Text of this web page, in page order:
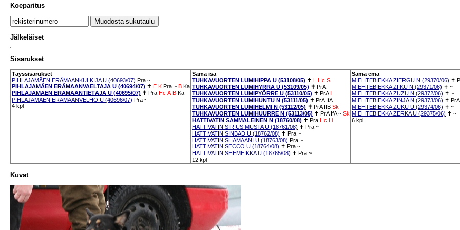
Koeparitus
Jälkeläiset
Sisarukset
Täyssisarukset
PIHLAJAMÄEN ERÄMAANKULKIJA U (40693/07) Pra ~
PIHLAJAMÄEN ERÄMAANVAELTAJA U (40694/07) ✝ E K Pra ~ B Ka
PIHLAJAMÄEN ERÄMAANTIETÄJÄ U (40695/07) ✝ Pra Hc Ä B Ka
PIHLAJAMÄEN ERÄMAANVELHO U (40696/07) Pra ~
4 kpl
Sama isä
TUHKAVUORTEN LUMIHIPPA U (53108/05) ✝ L Hc S
TUHKAVUORTEN LUMIHYRRÄ U (53109/05) ✝ PrA
TUHKAVUORTEN LUMIPYÖRRE U (53110/05) ✝ PrA I
TUHKAVUORTEN LUMIHUNTU N (53111/05) ✝ PrA IfA
TUHKAVUORTEN LUMIHELMI N (53112/05) ✝ PrA IfB Sk
TUHKAVUORTEN LUMIHUURRE N (53113/05) ✝ PrA IfA ~ Sk
HATTIVATIN SAMMALEINEN N (18760/08) ✝ Pra Hc Li
HATTIVATIN SIRIUS MUSTA U (18761/08) ✝ Pra ~
HATTIVATIN SINBAD U (18762/08) ✝ Pra ~
HATTIVATIN SHAMAANI U (18763/08) Pra ~
HATTIVATIN SECCO U (18764/08) ✝ Pra ~
HATTIVATIN SHEMEIKKA U (18765/08) ✝ Pra ~
12 kpl
Sama emä
MIEHTEBIEKKA ZIERGU N (29370/06) ✝
MIEHTEBIEKKA ZIIKU N (29371/06) ✝ ~
MIEHTEBIEKKA ZUZU N (29372/06) ✝ ~
MIEHTEBIEKKA ZINJA N (29373/06) ✝ PrA
MIEHTEBIEKKA ZUKU U (29374/06) ✝ ~
MIEHTEBIEKKA ZERKA U (29375/06) ✝ ~
6 kpl
Kuvat